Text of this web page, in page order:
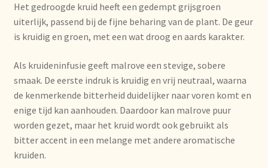
Multilingüismo.
Newsletter
Newsletter
Nieuwsbrief
Notre vision du thé
Het gedroogde kruid heeft een gedempt grijsgroen
uiterlijk, passend bij de fijne beharing van de plant. De geur
is kruidig en groen, met een wat droog en aards karakter.
Als kruideninfusie geeft malrove een stevige, sobere
smaak. De eerste indruk is kruidig en vrij neutraal, waarna
de kenmerkende bitterheid duidelijker naar voren komt en
enige tijd kan aanhouden. Daardoor kan malrove puur
worden gezet, maar het kruid wordt ook gebruikt als
bitter accent in een melange met andere aromatische
kruiden.